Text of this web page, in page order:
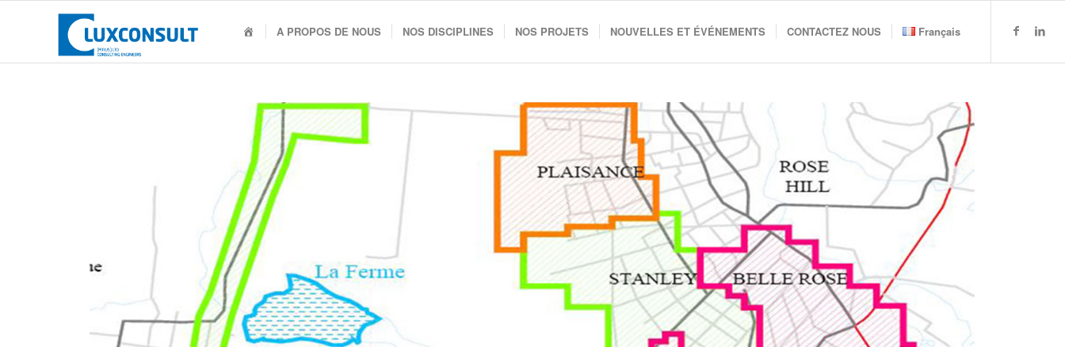
AccueilA PROPOS DE NOUS NOS DISCIPLINES NOS PROJETS NOUVELLES ET ÉVÉNEMENTS CONTACTEZ NOUS Français